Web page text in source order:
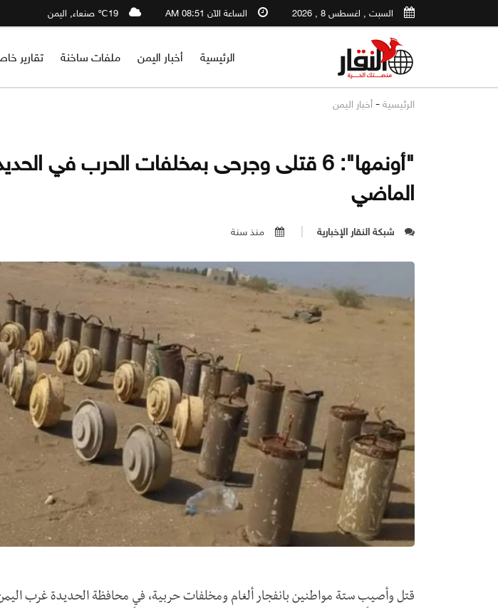
السبت , اغسطس 8 , 2026 الساعة الآن 08:51 AM 19℃ صنعاء, اليمن
الرئيسية أخبار اليمن ملفات ساخنة تقارير
الرئيسية - أخبار اليمن
"أونمها": 6 قتلى وجرحى بمخلفات الحرب في
الماضي
شبكة النقار الإخبارية منذ سنة
قتل وأصيب ستة مواطنين بانفجار ألغام ومخلفات حربية، في محافظة الحديدة غرب اليمن